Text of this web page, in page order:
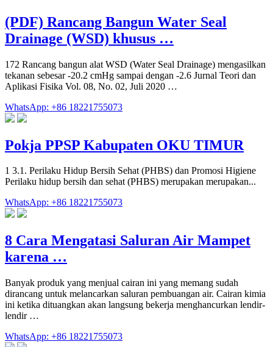
(PDF) Rancang Bangun Water Seal
Drainage (WSD) khusus …
172 Rancang bangun alat WSD (Water Seal Drainage) mengasilkan
tekanan sebesar -20.2 cmHg sampai dengan -2.6 Jurnal Teori dan
Aplikasi Fisika Vol. 08, No. 02, Juli 2020 …
WhatsApp: +86 18221755073
Pokja PPSP Kabupaten OKU TIMUR
1 3.1. Perilaku Hidup Bersih Sehat (PHBS) dan Promosi Higiene
Perilaku hidup bersih dan sehat (PHBS) merupakan merupakan...
WhatsApp: +86 18221755073
8 Cara Mengatasi Saluran Air Mampet
karena …
Banyak produk yang menjual cairan ini yang memang sudah
dirancang untuk melancarkan saluran pembuangan air. Cairan kimia
ini ketika dituangkan akan langsung bekerja menghancurkan lendir-
lendir …
WhatsApp: +86 18221755073